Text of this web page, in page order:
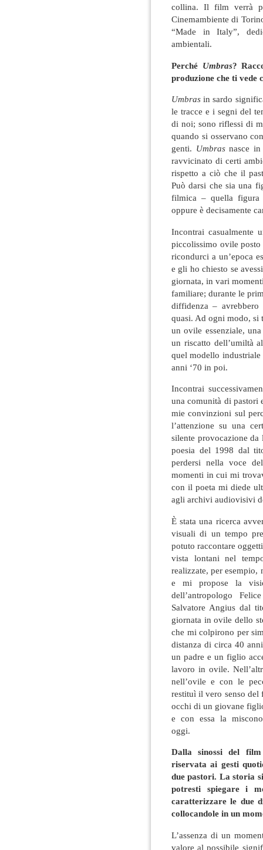
collina. Il film verrà
Cinemambiente di
“Made in Italy”,
ambientali.
Perché Umbras?
produzione che ti vede
Umbras in sardo
le tracce e i segni del
di noi; sono riflessi di
quando si osservano
genti. Umbrasnasce in
ravvicinato di certi
rispetto a ciò che il
Può darsi che sia una
filmica – quella figura
oppure è decisamente
Incontrai
piccolissimo ovile posto
ricondurci a un’epoca
e gli ho chiesto se
giornata, in vari
familiare; durante le
diffidenza –
quasi. Ad ogni modo, si
un ovile essenziale,
un riscatto dell’umiltà
quel modello
anni ‘70 in poi.
Incontrai
una comunità di pastori
mie convinzioni sul
l’attenzione su una
silente provocazione da
poesia del 1998 dal
perdersi nella voce
momenti in cui mi
con il poeta mi diede
agli archivi audiovisivi
È stata una ricerca
visuali di un tempo
potuto raccontare
vista lontani nel
realizzate, per esempio,
e mi propose la
dell’antropologo
Salvatore Angius dal
giornata in ovile dello
che mi colpirono per
distanza di circa 40
un padre e un figlio
lavoro in ovile.
nell’ovile e con le
restituì il vero senso
occhi di un giovane
e con essa la
oggi.
Dalla sinossi del
riservata ai gesti
due pastori. La storia
potresti spiegare i
caratterizzare le due
collocandole in un
L’assenza di un
valore al possibile